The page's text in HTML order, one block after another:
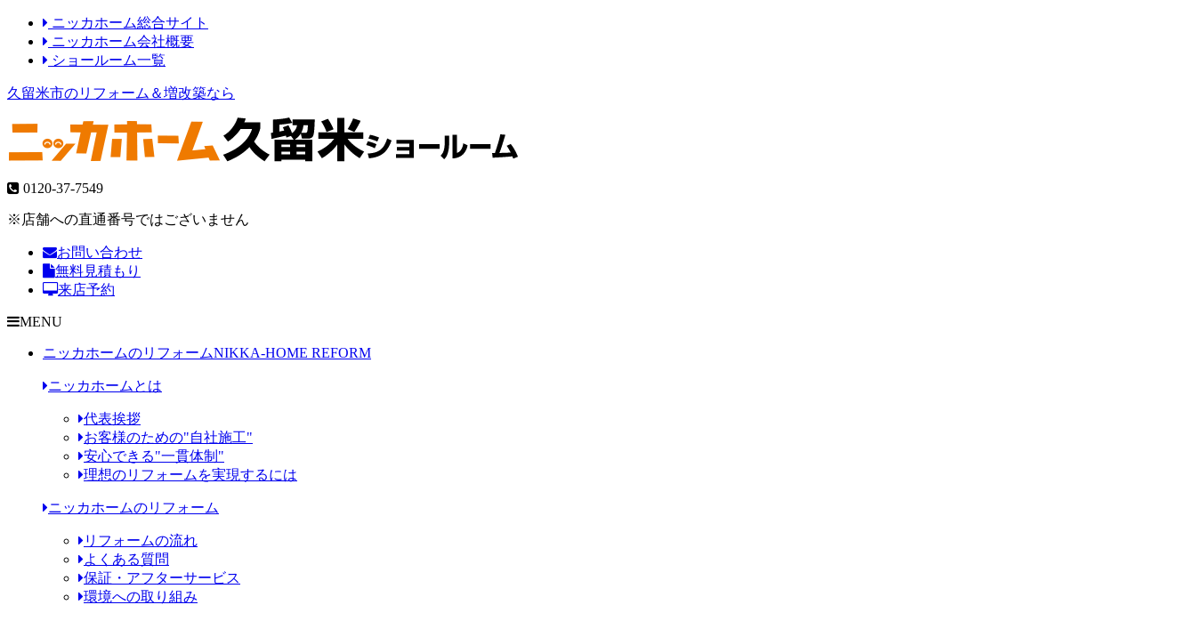
ニッカホーム総合サイト
ニッカホーム会社概要
ショールーム一覧
久留米市のリフォーム＆増改築なら
0120-37-7549
※店舗への直通番号ではございません
お問い合わせ
無料見積もり
来店予約
MENU
ニッカホームのリフォームNIKKA-HOME REFORM
ニッカホームとは
代表挨拶
お客様のための"自社施工"
安心できる"一貫体制"
理想のリフォームを実現するには
ニッカホームのリフォーム
リフォームの流れ
よくある質問
保証・アフターサービス
環境への取り組み